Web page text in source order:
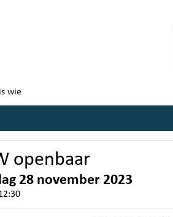
wie
openbaar
28 november 2023